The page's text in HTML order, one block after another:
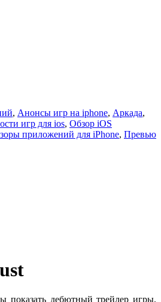
, Анонсы игр на iphone, Аркада,
игр для ios, Обзор iOS
приложений для iPhone, Превью
показать дебютный трейлер игры.